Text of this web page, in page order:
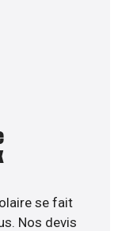
se fait
Nos devis